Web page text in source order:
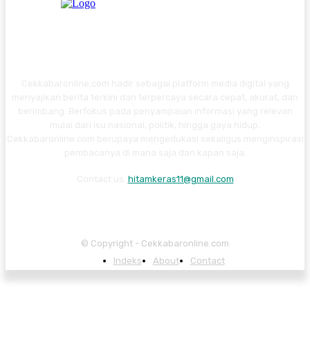
hitamkeras11@gmail.com
© Copyright - Cekkabaronline.com
Indeks
About Contact